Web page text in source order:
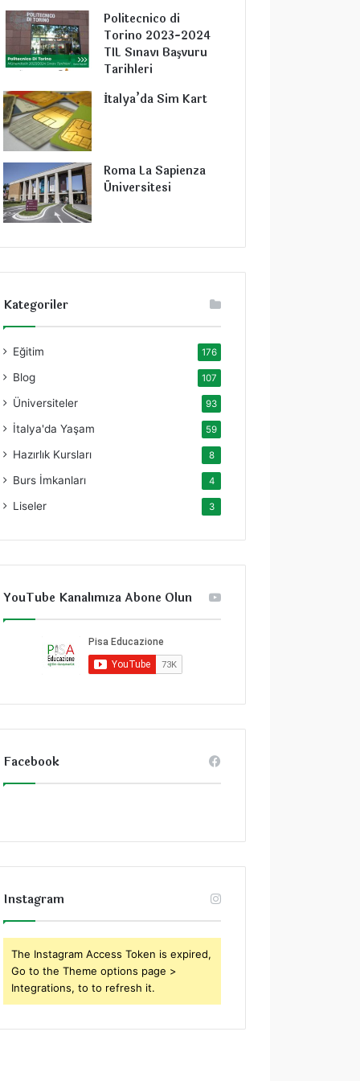
Politecnico di
Torino 2023-2024
TIL Sınavı Başvuru
Tarihleri
İtalya’da Sim Kart
Roma La Sapienza
Üniversitesi
Kategoriler
Eğitim 176
Blog 107
Üniversiteler 93
İtalya'da Yaşam 59
Hazırlık Kursları 8
Burs İmkanları 4
Liseler 3
YouTube Kanalımıza Abone Olun
Facebook
Instagram
The Instagram Access Token is expired,
Go to the Theme options page >
Integrations, to to refresh it.